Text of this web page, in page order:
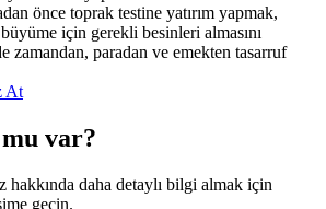
önce toprak testine yatırım yapmak,
için gerekli besinleri almasını
zamandan, paradan ve emekten tasarruf
At
var?
hakkında daha detaylı bilgi almak için
geçin.